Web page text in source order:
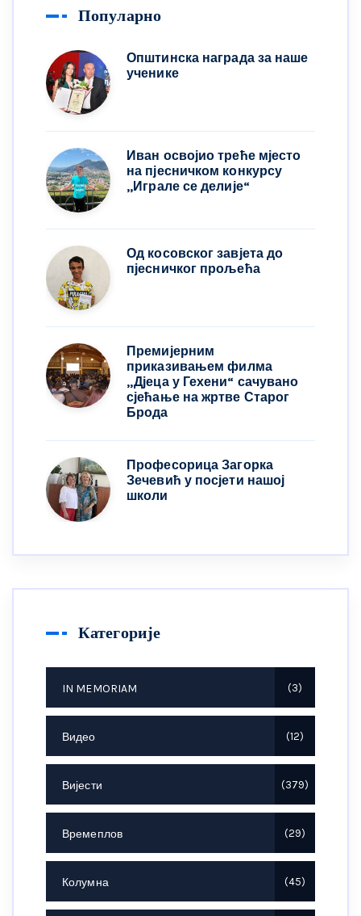
Популарно
Општинска награда за наше
ученике
Иван освојио треће мјесто
на пјесничком конкурсу
,,Играле се делије“
Од косовског завјета до
пјесничког прољећа
Премијерним
приказивањем филма
„Дјеца у Гехени“ сачувано
сјећање на жртве Старог
Брода
Професорица Загорка
Зечевић у посјети нашој
школи
Категорије
IN MEMORIAM 3
Видео 12
Вијести 379
Времеплов 29
Колумна 45